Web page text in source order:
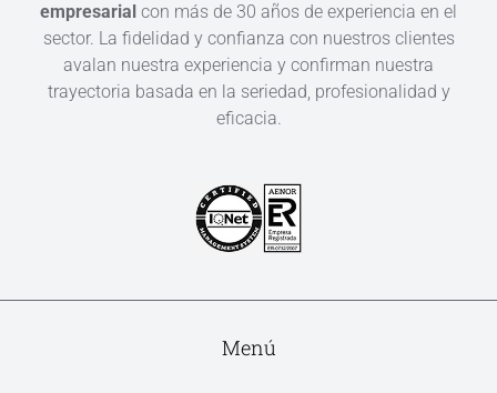
empresarial con más de 30 años de experiencia en el
sector. La fidelidad y confianza con nuestros clientes
avalan nuestra experiencia y confirman nuestra
trayectoria basada en la seriedad, profesionalidad y
eficacia.
Menú